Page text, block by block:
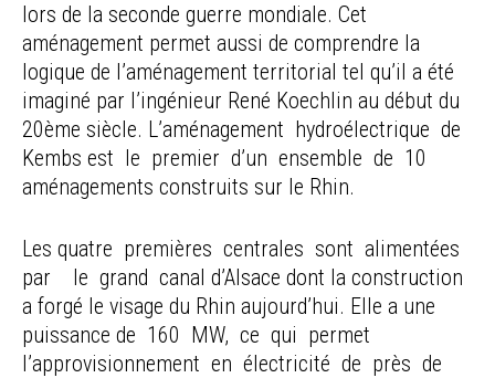
lors de la seconde guerre mondiale. Cet
aménagement permet aussi de comprendre la
logique de l’aménagement territorial tel qu’il a été
imaginé par l’ingénieur René Koechlin au début du
20ème siècle. L’aménagement hydroélectrique de
Kembs est le premier d’un ensemble de 10
aménagements construits sur le Rhin.
Les quatre premières centrales sont alimentées
par le grand canal d’Alsace dont la construction
a forgé le visage du Rhin aujourd’hui. Elle a une
puissance de 160 MW, ce qui permet
l’approvisionnement en électricité de près de